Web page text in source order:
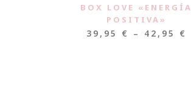
BOX LOVE «ENERGÍA
POSITIVA»
39,95 € – 42,95 €